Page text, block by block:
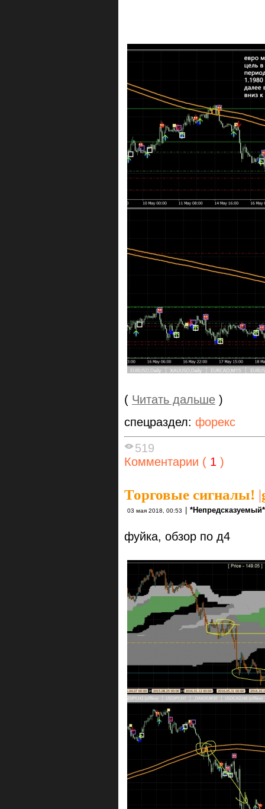
( Читать дальше )
спецраздел: форекс
519
Комментарии ( 1 )
Торговые сигналы! |
03 мая 2018, 00:53
фуйка, обзор по д4